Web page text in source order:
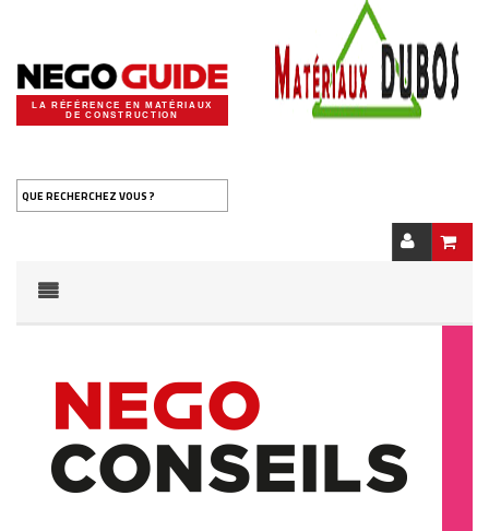
LA RÉFÉRENCE EN MATÉRIAUX
DE CONSTRUCTION
QUE RECHERCHEZ VOUS ?